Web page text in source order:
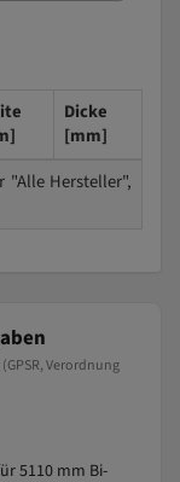
Dicke
[mm]
"Alle Hersteller",
Verordnung
5110 mm Bi-